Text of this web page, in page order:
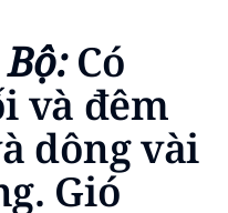
Có
và đêm
dông vài
Gió